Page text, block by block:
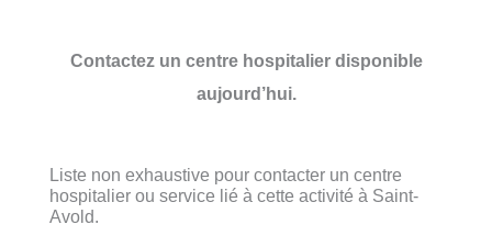
Contactez un centre hospitalier disponible
aujourd’hui.
Liste non exhaustive pour contacter un centre
hospitalier ou service lié à cette activité à Saint-
Avold.